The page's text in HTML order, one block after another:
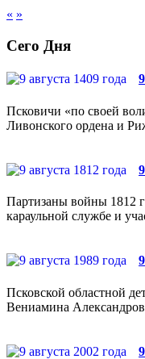
« »
Сего Дня
Псковичи «по своей
Ливонского ордена и
Партизаны войны 1812
караульной службе и
Псковской областной
Вениамина